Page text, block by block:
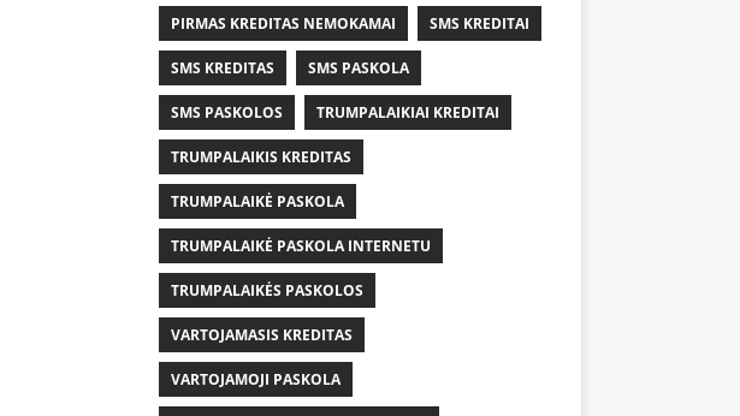
PIRMAS KREDITAS NEMOKAMAI SMS KREDITAI
SMS KREDITAS SMS PASKOLA
SMS PASKOLOS TRUMPALAIKIAI KREDITAI
TRUMPALAIKIS KREDITAS
TRUMPALAIKĖ PASKOLA
TRUMPALAIKĖ PASKOLA INTERNETU
TRUMPALAIKĖS PASKOLOS
VARTOJAMASIS KREDITAS
VARTOJAMOJI PASKOLA